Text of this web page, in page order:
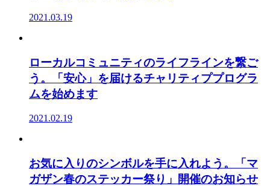
2021.03.19
ローカルコミュニティのライフラインを繋ご
う。「安心」を届けるチャリティププログラ
ムを始めます
2021.02.19
お気に入りのシンボルを手に入れよう。「マ
ガザン春のステッカー祭り」開催のお知らせ